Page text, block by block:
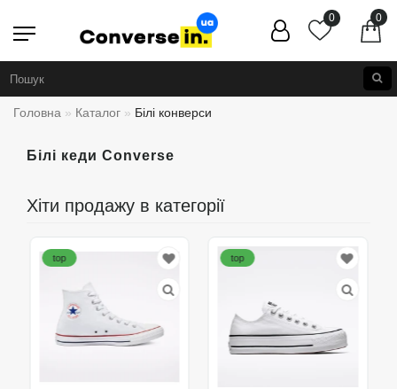
0
0
Головна Каталог Білі конверси
Білі кеди Converse
Хіти продажу в категорії
top top